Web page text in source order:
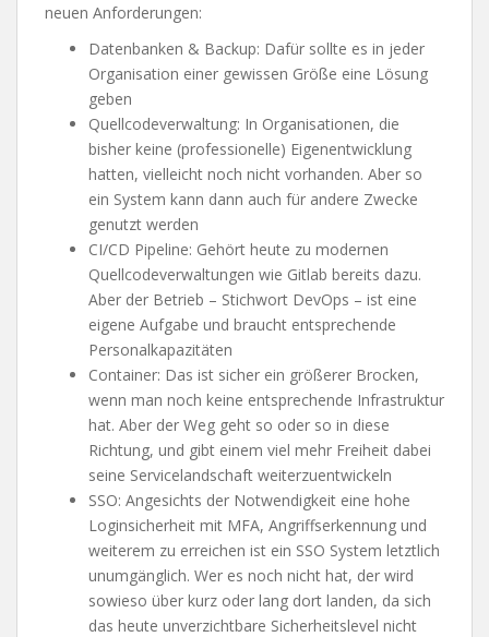
neuen Anforderungen:
Datenbanken & Backup: Dafür sollte es in jeder
Organisation einer gewissen Größe eine Lösung
geben
Quellcodeverwaltung: In Organisationen, die
bisher keine (professionelle) Eigenentwicklung
hatten, vielleicht noch nicht vorhanden. Aber so
ein System kann dann auch für andere Zwecke
genutzt werden
CI/CD Pipeline: Gehört heute zu modernen
Quellcodeverwaltungen wie Gitlab bereits dazu.
Aber der Betrieb – Stichwort DevOps – ist eine
eigene Aufgabe und braucht entsprechende
Personalkapazitäten
Container: Das ist sicher ein größerer Brocken,
wenn man noch keine entsprechende Infrastruktur
hat. Aber der Weg geht so oder so in diese
Richtung, und gibt einem viel mehr Freiheit dabei
seine Servicelandschaft weiterzuentwickeln
SSO: Angesichts der Notwendigkeit eine hohe
Loginsicherheit mit MFA, Angriffserkennung und
weiterem zu erreichen ist ein SSO System letztlich
unumgänglich. Wer es noch nicht hat, der wird
sowieso über kurz oder lang dort landen, da sich
das heute unverzichtbare Sicherheitslevel nicht